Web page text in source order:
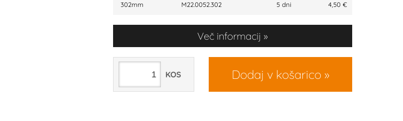
302mm M22.0052.302 5 dni 4,50 €
Več informacij
Dodaj v košarico
KOS